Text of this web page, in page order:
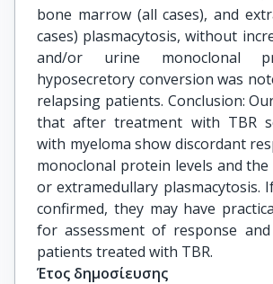
bone marrow (all cases), and
cases) plasmacytosis, without
and/or urine monoclonal
hyposecretory conversion was
relapsing patients. Conclusion:
that after treatment with TBR
with myeloma show discordant
monoclonal protein levels and
or extramedullary plasmacytosis.
confirmed, they may have
for assessment of response
patients treated with TBR.
Έτος δημοσίευσης